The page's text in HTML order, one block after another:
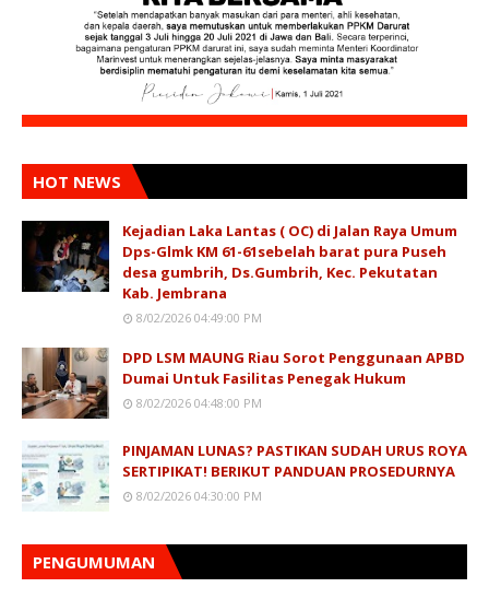
HOT NEWS
Kejadian Laka Lantas ( OC) di Jalan Raya Umum
Dps-Glmk KM 61-61sebelah barat pura Puseh
desa gumbrih, Ds.Gumbrih, Kec. Pekutatan
Kab. Jembrana
8/02/2026 04:49:00 PM
DPD LSM MAUNG Riau Sorot Penggunaan APBD
Dumai Untuk Fasilitas Penegak Hukum
8/02/2026 04:48:00 PM
PINJAMAN LUNAS? PASTIKAN SUDAH URUS ROYA
SERTIPIKAT! BERIKUT PANDUAN PROSEDURNYA
8/02/2026 04:30:00 PM
PENGUMUMAN